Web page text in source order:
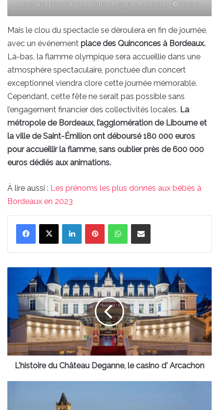
le 23 mai prochain pour notre plus grand bonheur – ©Macap
Mais le clou du spectacle se déroulera en fin de journée,
avec un événement place des Quinconces à Bordeaux.
Là-bas, la flamme olympique sera accueillie dans une
atmosphère spectaculaire, ponctuée d’un concert
exceptionnel viendra clore cette journée mémorable.
Cependant, cette fête ne serait pas possible sans
l’engagement financier des collectivités locales. La
métropole de Bordeaux, l’agglomération de Libourne et
la ville de Saint-Émilion ont déboursé 180 000 euros
pour accueillir la flamme, sans oublier près de 600 000
euros dédiés aux animations.
À lire aussi : Les prénoms les plus donnés aux bébés à
Bordeaux en 2023
LinkedinPinterestWhatsAppPartager par email
Château
Deganne,
casino
Arcachon
L'histoire du Château Deganne, le casino d' Arcachon